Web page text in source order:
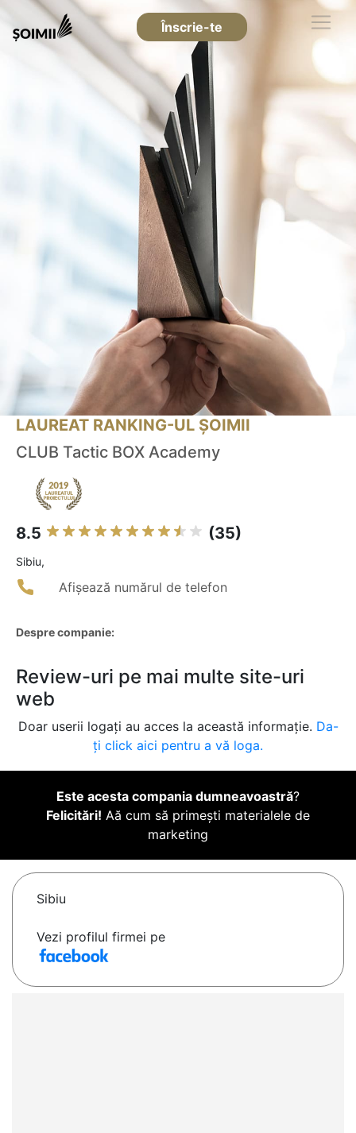
Înscrie-te
LAUREAT RANKING-UL ȘOIMII
CLUB Tactic BOX Academy
8.5 (35)
Sibiu,
Afișează numărul de telefon
Despre companie:
Review-uri pe mai multe site-uri
web
Doar userii logați au acces la această informație. Da-
ți click aici pentru a vă loga.
Este acesta compania dumneavoastră?
Felicitări! Aă cum să primești materialele de
marketing
Sibiu
Vezi profilul firmei pe